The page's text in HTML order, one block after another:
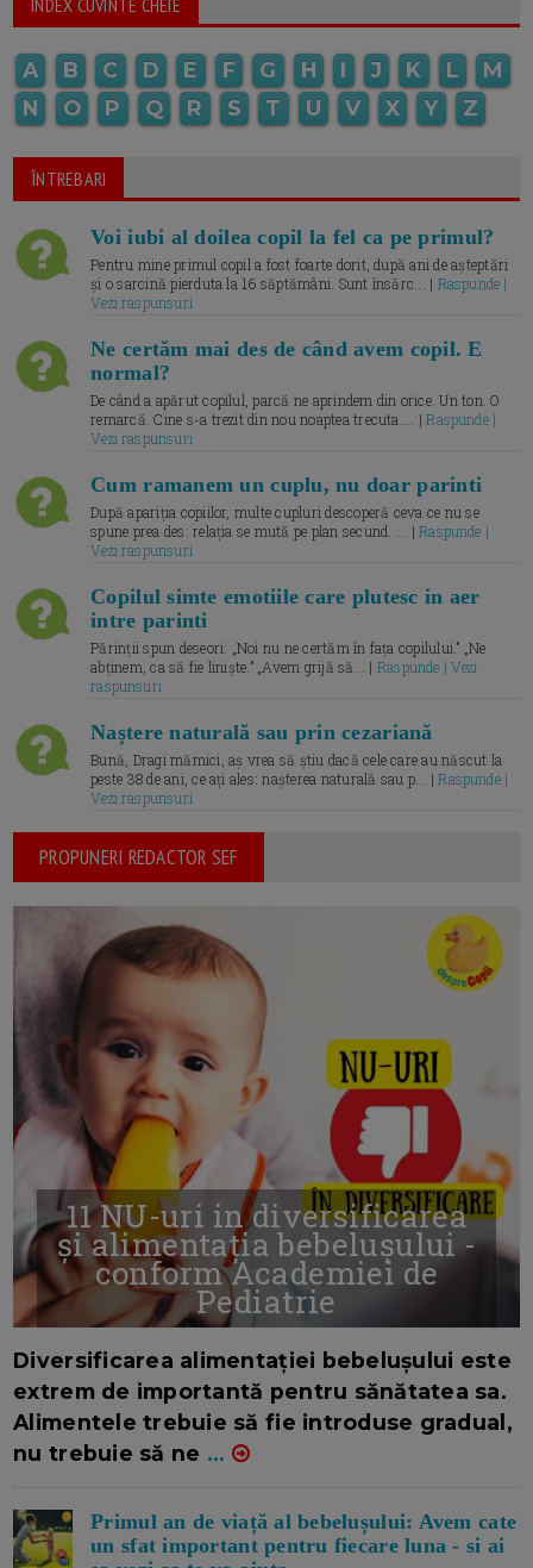
INDEX CUVINTE CHEIE
A B C D E F G H I J K L
M
N
O P Q R S T U V X Y Z
ÎNTREBARI
Voi iubi al doilea copil la fel ca pe primul?
Pentru mine primul copil a fost foarte dorit, după ani de așteptări
și o sarcină pierduta la 16 săptămâni. Sunt însărc... | Raspunde |
Vezi raspunsuri
Ne certăm mai des de când avem copil. E
normal?
De când a apărut copilul, parcă ne aprindem din orice. Un ton. O
remarcă. Cine s-a trezit din nou noaptea trecuta.... |Raspunde |
Vezi raspunsuri
Cum ramanem un cuplu, nu doar parinti
După apariția copiilor, multe cupluri descoperă ceva ce nu se
spune prea des: relația se mută pe plan secund. ... |Raspunde |
Vezi raspunsuri
Copilul simte emotiile care plutesc in aer
intre parinti
Părinții spun deseori: „Noi nu ne certăm în fața copilului.” „Ne
abținem, ca să fie liniște.” „Avem grijă să... | Raspunde | Vezi
raspunsuri
Naștere naturală sau prin cezariană
Bună, Dragi mămici, aș vrea să știu dacă cele care au născut la
peste 38 de ani, ce ați ales: nașterea naturală sau p... |Raspunde |
Vezi raspunsuri
PROPUNERI REDACTOR SEF
11 NU-uri in diversificarea
și alimentația bebelușului -
conform Academiei de
Pediatrie
Diversificarea alimentației bebelușului este
extrem de importantă pentru sănătatea sa.
Alimentele trebuie să fie introduse gradual,
nu trebuie să ne ...
Primul an de viață al bebelușului: Avem cate
un sfat important pentru fiecare luna - si ai